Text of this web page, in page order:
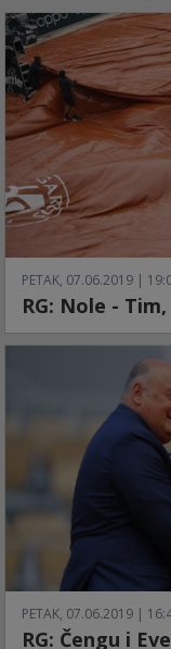
PETAK, 07.06.2019 |
RG: Nole -
PETAK, 07.06.2019 |
RG: Čengu i